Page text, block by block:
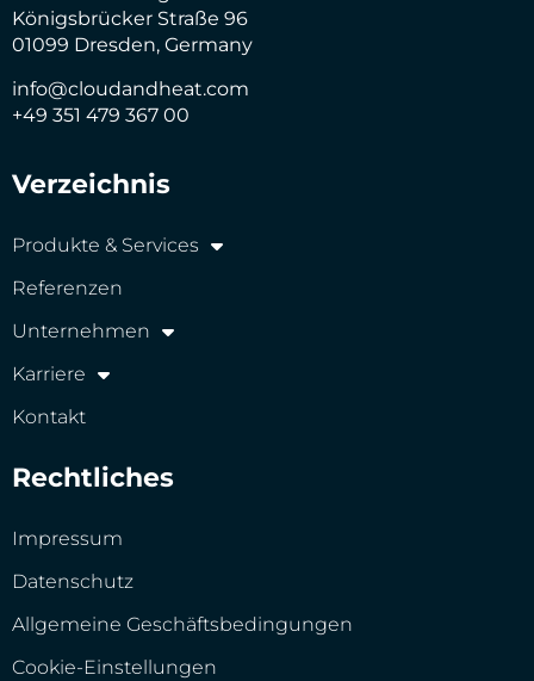
Königsbrücker Straße 96
01099 Dresden, Germany
info@cloudandheat.com
+49 351 479 367 00
Verzeichnis
Produkte & Services
Referenzen
Unternehmen
Karriere
Kontakt
Rechtliches
Impressum
Datenschutz
Allgemeine Geschäftsbedingungen
Cookie-Einstellungen